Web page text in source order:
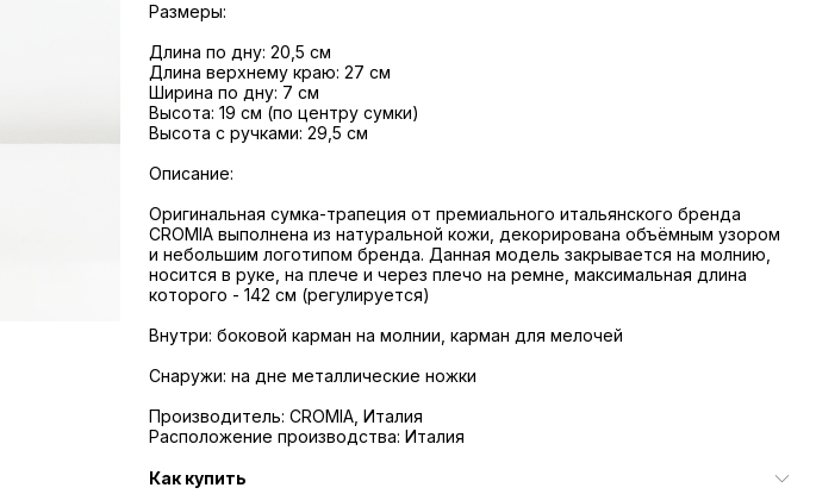
Размеры:
Длина по дну: 20,5 см
Длина верхнему краю: 27 см
Ширина по дну: 7 см
Высота: 19 см (по центру сумки)
Высота с ручками: 29,5 см
Описание:
Оригинальная сумка-трапеция от премиального итальянского бренда
CROMIA выполнена из натуральной кожи, декорирована объёмным узором
и небольшим логотипом бренда. Данная модель закрывается на молнию,
носится в руке, на плече и через плечо на ремне, максимальная длина
которого - 142 см (регулируется)
Внутри: боковой карман на молнии, карман для мелочей
Снаружи: на дне металлические ножки
Производитель: CROMIA, Италия
Расположение производства: Италия
Как купить